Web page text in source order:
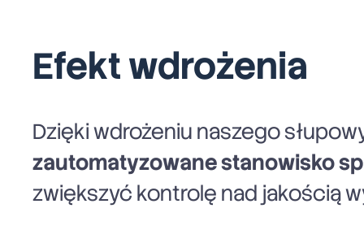
Efekt wdrożenia
Dzięki wdrożeniu naszego
zautomatyzowane stanowisko
zwiększyć kontrolę nad jakością